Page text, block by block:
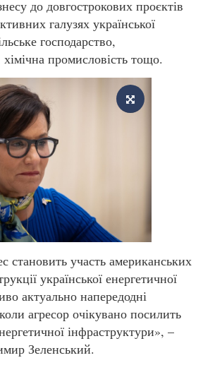
до довгострокових проєктів
галузях української
господарство,
промисловість тощо.
становить участь американських
української енергетичної
актуально напередодні
агресор очікувано посилить
інфраструктури», –
Зеленський.